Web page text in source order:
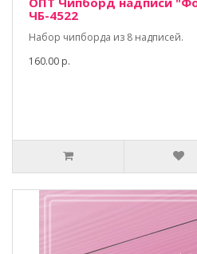
ЧБ-4522
Набор чипборда из 8 надписей.
160.00 р.